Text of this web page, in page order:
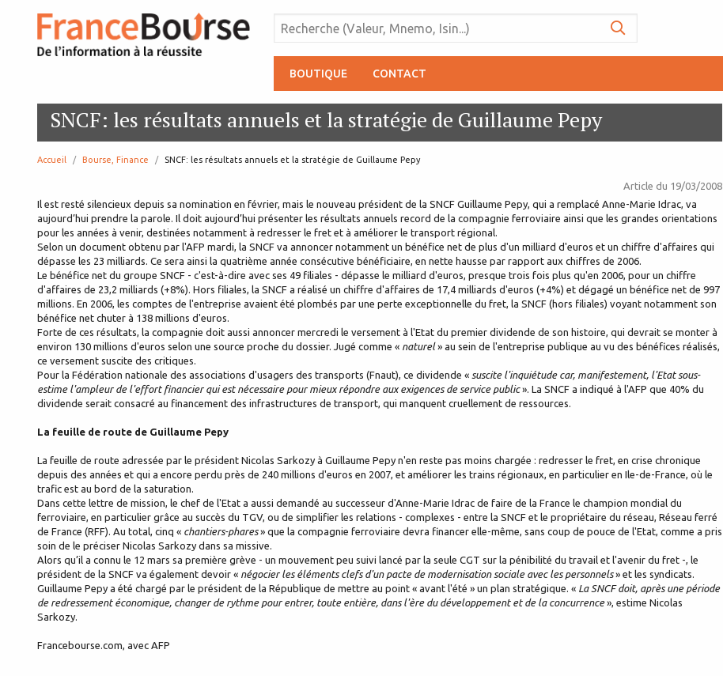
BOUTIQUE CONTACT
SNCF: les résultats annuels et la stratégie de Guillaume Pepy
Accueil Bourse, Finance page:
SNCF: les résultats annuels et la stratégie de Guillaume Pepy
Article du 19/03/2008
Il est resté silencieux depuis sa nomination en février, mais le nouveau président de la SNCF Guillaume Pepy, qui a remplacé Anne-Marie Idrac, va
aujourd’hui prendre la parole. Il doit aujourd’hui présenter les résultats annuels record de la compagnie ferroviaire ainsi que les grandes orientations
pour les années à venir, destinées notamment à redresser le fret et à améliorer le transport régional.
Selon un document obtenu par l'AFP mardi, la SNCF va annoncer notamment un bénéfice net de plus d'un milliard d'euros et un chiffre d'affaires qui
dépasse les 23 milliards. Ce sera ainsi la quatrième année consécutive bénéficiaire, en nette hausse par rapport aux chiffres de 2006.
Le bénéfice net du groupe SNCF - c'est-à-dire avec ses 49 filiales - dépasse le milliard d'euros, presque trois fois plus qu'en 2006, pour un chiffre
d'affaires de 23,2 milliards (+8%). Hors filiales, la SNCF a réalisé un chiffre d'affaires de 17,4 milliards d'euros (+4%) et dégagé un bénéfice net de 997
millions. En 2006, les comptes de l'entreprise avaient été plombés par une perte exceptionnelle du fret, la SNCF (hors filiales) voyant notamment son
bénéfice net chuter à 138 millions d'euros.
Forte de ces résultats, la compagnie doit aussi annoncer mercredi le versement à l'Etat du premier dividende de son histoire, qui devrait se monter à
environ 130 millions d'euros selon une source proche du dossier. Jugé comme « naturel» au sein de l'entreprise publique au vu des bénéfices réalisés,
ce versement suscite des critiques.
Pour la Fédération nationale des associations d'usagers des transports (Fnaut), ce dividende « suscite l'inquiétude car, manifestement, l'Etat sous-
estime l'ampleur de l'effort financier qui est nécessaire pour mieux répondre aux exigences de service public». La SNCF a indiqué à l'AFP que 40% du
dividende serait consacré au financement des infrastructures de transport, qui manquent cruellement de ressources.
La feuille de route de Guillaume Pepy
La feuille de route adressée par le président Nicolas Sarkozy à Guillaume Pepy n'en reste pas moins chargée : redresser le fret, en crise chronique
depuis des années et qui a encore perdu près de 240 millions d'euros en 2007, et améliorer les trains régionaux, en particulier en Ile-de-France, où le
trafic est au bord de la saturation.
Dans cette lettre de mission, le chef de l'Etat a aussi demandé au successeur d'Anne-Marie Idrac de faire de la France le champion mondial du
ferroviaire, en particulier grâce au succès du TGV, ou de simplifier les relations - complexes - entre la SNCF et le propriétaire du réseau, Réseau ferré
de France (RFF). Au total, cinq « chantiers-phares» que la compagnie ferroviaire devra financer elle-même, sans coup de pouce de l'Etat, comme a pris
soin de le préciser Nicolas Sarkozy dans sa missive.
Alors qu’il a connu le 12 mars sa première grève - un mouvement peu suivi lancé par la seule CGT sur la pénibilité du travail et l'avenir du fret -, le
président de la SNCF va également devoir « négocier les éléments clefs d'un pacte de modernisation sociale avec les personnels» et les syndicats.
Guillaume Pepy a été chargé par le président de la République de mettre au point « avant l'été » un plan stratégique. « La SNCF doit, après une période
de redressement économique, changer de rythme pour entrer, toute entière, dans l'ère du développement et de la concurrence», estime Nicolas
Sarkozy.
Francebourse.com, avec AFP